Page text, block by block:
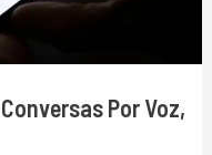
Por Voz,